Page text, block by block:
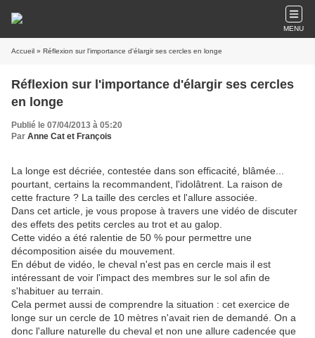
MENU
Accueil » Réflexion sur l'importance d'élargir ses cercles en longe
Réflexion sur l'importance d'élargir ses cercles
en longe
Publié le 07/04/2013 à 05:20
Par Anne Cat et François
La longe est décriée, contestée dans son efficacité, blâmée...
pourtant, certains la recommandent, l'idolâtrent. La raison de
cette fracture ? La taille des cercles et l'allure associée.
Dans cet article, je vous propose à travers une vidéo de discuter
des effets des petits cercles au trot et au galop.
Cette vidéo a été ralentie de 50 % pour permettre une
décomposition aisée du mouvement.
En début de vidéo, le cheval n'est pas en cercle mais il est
intéressant de voir l'impact des membres sur le sol afin de
s'habituer au terrain.
Cela permet aussi de comprendre la situation : cet exercice de
longe sur un cercle de 10 mètres n'avait rien de demandé. On a
donc l'allure naturelle du cheval et non une allure cadencée que